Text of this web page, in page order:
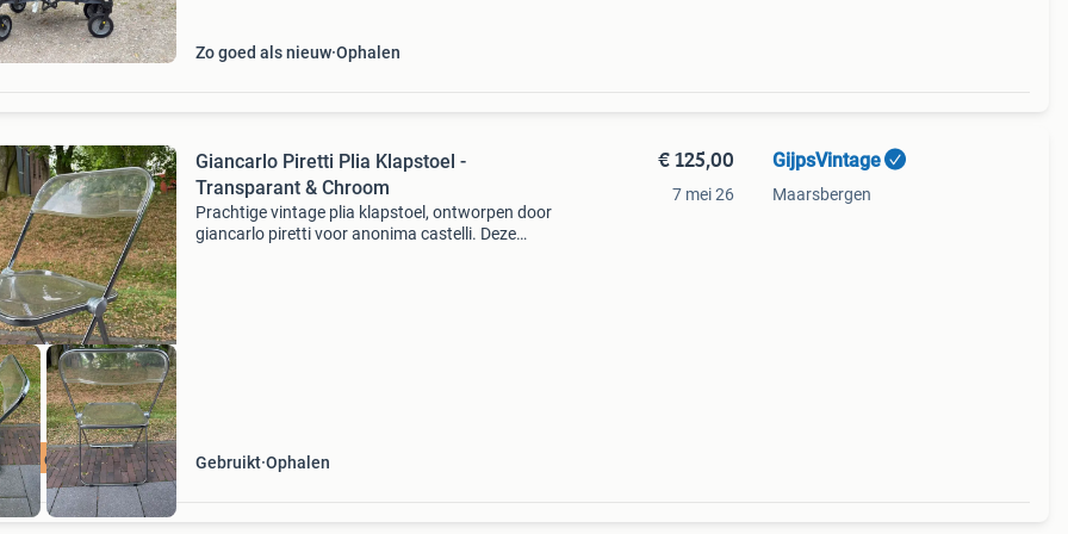
Zo goed als nieuw Ophalen
design
Giancarlo Piretti Plia Klapstoel -
Transparant & Chroom
Prachtige vintage plia klapstoel, ontworpen door
giancarlo piretti voor anonima castelli. Deze
Gebruikt Ophalen
€ 125,00
7 mei 26
GijpsVintage
Maarsbergen